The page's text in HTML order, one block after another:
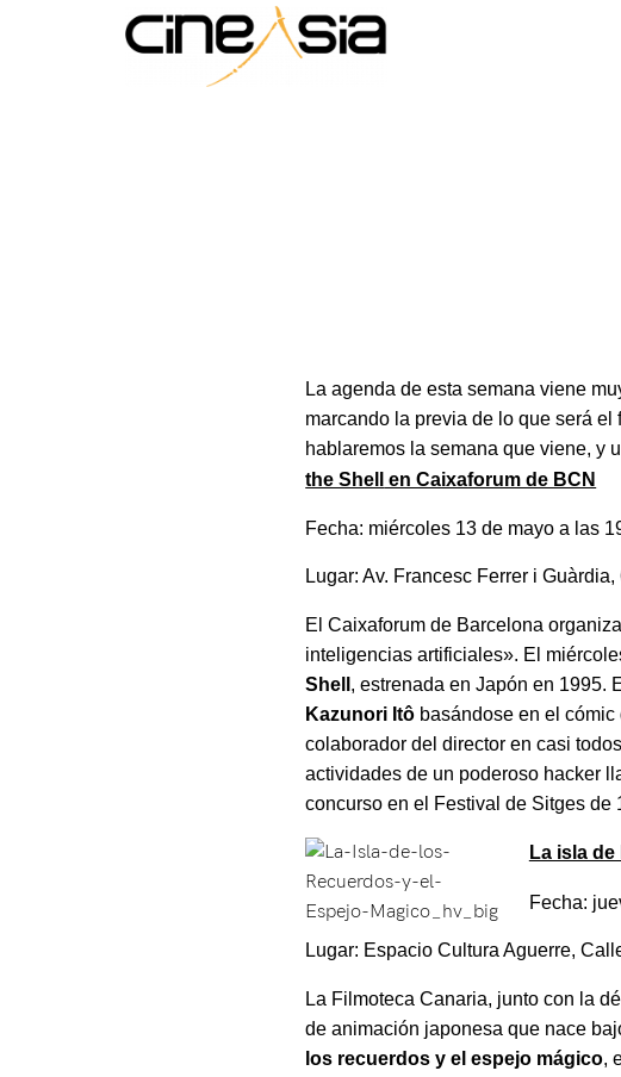
La agenda de esta semana viene
marcando la previa de lo que será
hablaremos la semana que viene, y
the Shell
en Caixaforum de BCN
Fecha: miércoles 13 de mayo a las
Lugar: Av. Francesc Ferrer i
El Caixaforum de Barcelona
inteligencias artificiales». El
Shell , estrenada en Japón en 1995.
Kazunori Itô basándose en el cómic
colaborador del director en casi
actividades de un poderoso hacker
concurso en el Festival de Sitges de
La isla
Fecha:
Lugar: Espacio Cultura Aguerre,
La Filmoteca Canaria, junto con la
de animación japonesa que nace
los recuerdos y el espejo mágico,